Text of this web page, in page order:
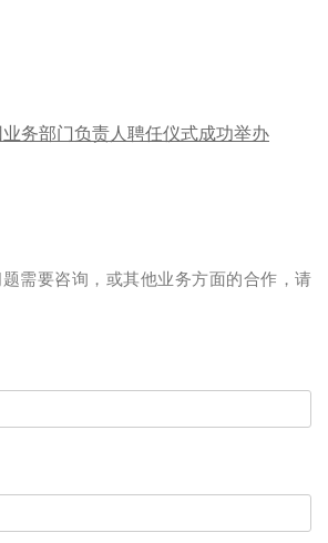
务部门负责人聘任仪式成功举办
需要咨询，或其他业务方面的合作，请